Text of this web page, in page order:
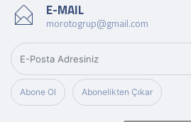
E-MAIL
morotogrup@gmail.com
Abone Ol Abonelikten Çıkar